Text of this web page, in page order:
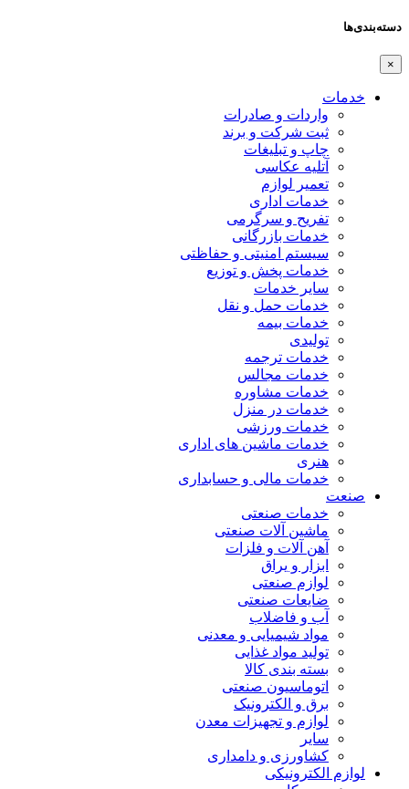
دسته‌بندی‌ها
×
خدمات
واردات و صادرات
ثبت شرکت و برند
چاپ و تبلیغات
آتلیه عکاسی
تعمیر لوازم
خدمات اداری
تفریح و سرگرمی
خدمات بازرگانی
سیستم امنیتی و حفاظتی
خدمات پخش و توزیع
سایر خدمات
خدمات حمل و نقل
خدمات بیمه
تولیدی
خدمات ترجمه
خدمات مجالس
خدمات مشاوره
خدمات در منزل
خدمات ورزشی
خدمات ماشین های اداری
هنری
خدمات مالی و حسابداری
صنعت
خدمات صنعتی
ماشین آلات صنعتی
آهن آلات و فلزات
ابزار و یراق
لوازم صنعتی
ضایعات صنعتی
آب و فاضلاب
مواد شیمیایی و معدنی
تولید مواد غذایی
بسته بندی کالا
اتوماسیون صنعتی
برق و الکترونیک
لوازم و تجهیزات معدن
سایر
کشاورزی و دامداری
لوازم الکترونیکی